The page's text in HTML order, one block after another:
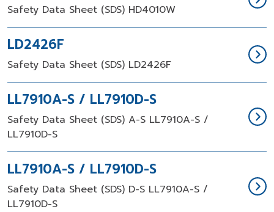
Safety Data Sheet (SDS) HD4010W
LD2426F
Safety Data Sheet (SDS) LD2426F
LL7910A-S / LL7910D-S
Safety Data Sheet (SDS) A-S LL7910A-S /
LL7910D-S
LL7910A-S / LL7910D-S
Safety Data Sheet (SDS) D-S LL7910A-S /
LL7910D-S